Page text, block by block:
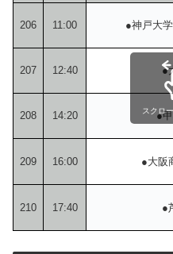
206 11:00 ●神戸大
207 12:40 ●
208 14:20 ●
209 16:00 ●大阪
210 17:40 ●
スクロ